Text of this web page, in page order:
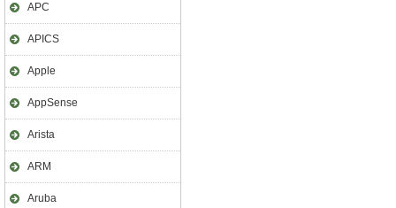
APC
APICS
Apple
AppSense
Arista
ARM
Aruba